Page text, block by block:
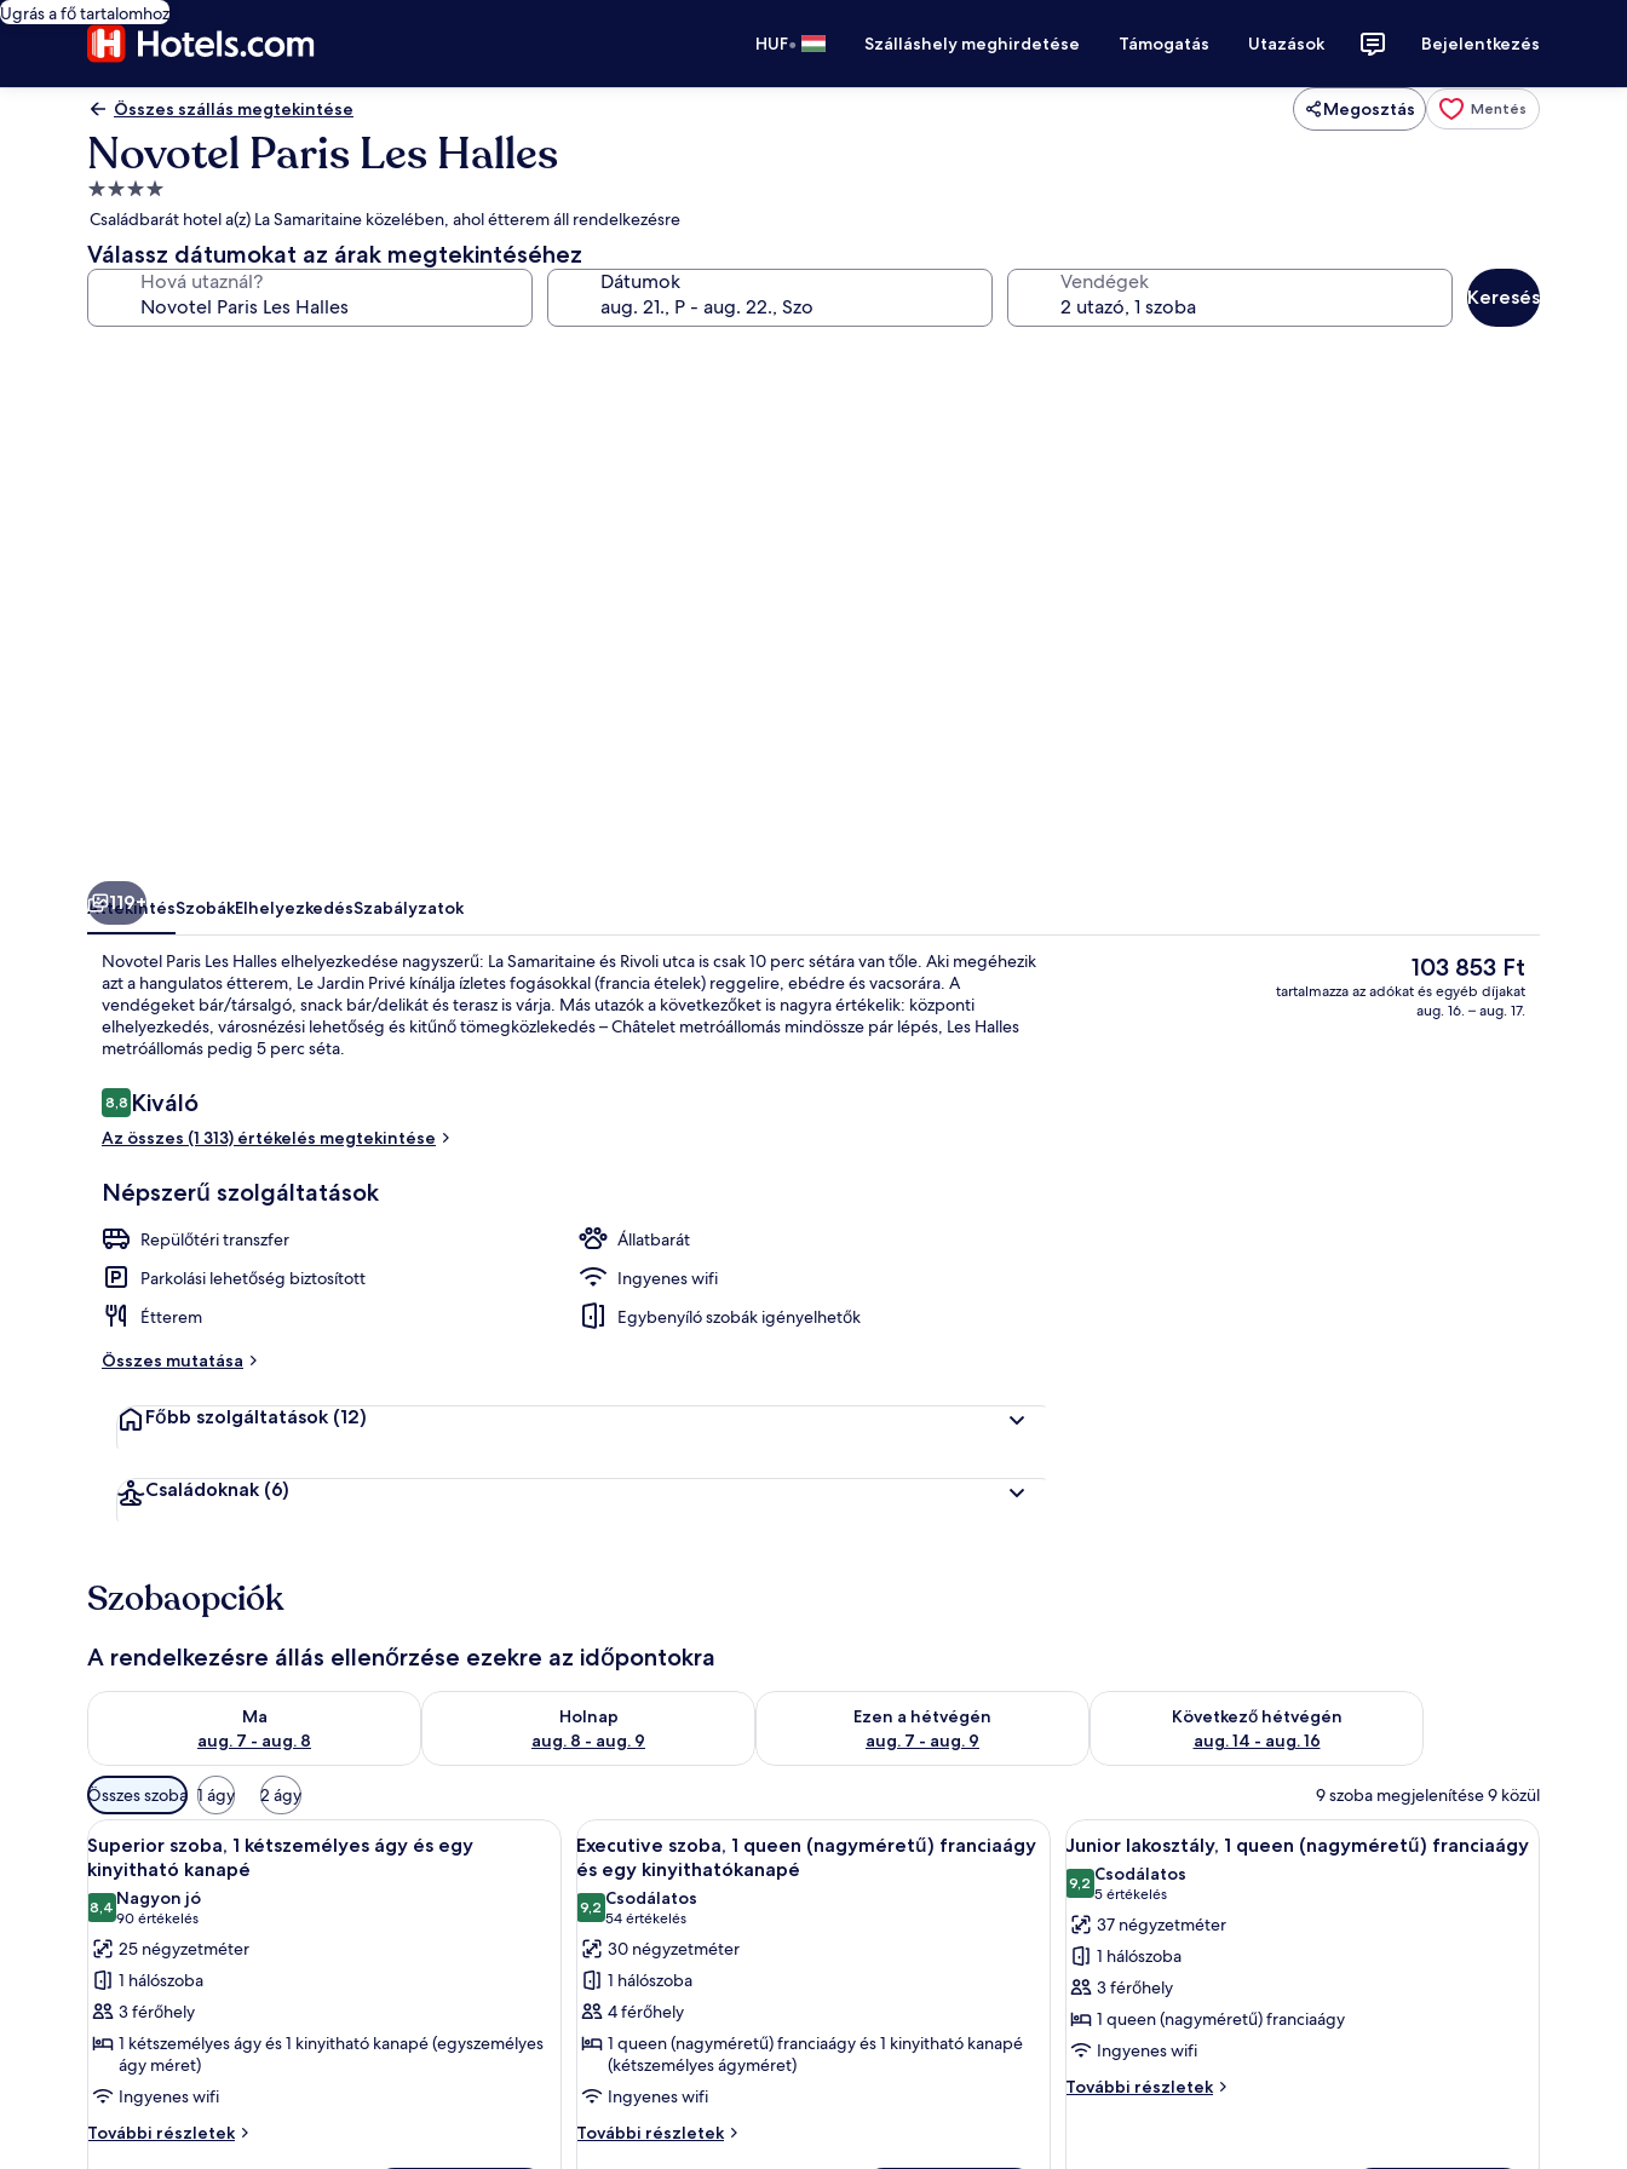
Ugrás a fő tartalomhoz
HUF• Szálláshely meghirdetése Támogatás Utazások Bejelentkezés
Összes szállás megtekintése Megosztás Mentés
Novotel Paris Les Halles
4.0
csillagos
szálláshely
Családbarát hotel a(z) La Samaritaine közelében, ahol étterem áll rendelkezésre
Válassz dátumokat az árak megtekintéséhez
Hová utaznál? Dátumok Vendégek
Keresés
Tárgyalóterem Étkezés a szobában
119+
ÁttekintésSzobákElhelyezkedésSzabályzatok
Novotel Paris Les Halles elhelyezkedése nagyszerű: La Samaritaine és Rivoli utca is csak 10 perc sétára van tőle. Aki megéhezik
azt a hangulatos étterem, Le Jardin Privé kínálja ízletes fogásokkal (francia ételek) reggelire, ebédre és vacsorára. A
vendégeket bár/társalgó, snack bár/delikát és terasz is várja. Más utazók a következőket is nagyra értékelik: központi
elhelyezkedés, városnézési lehetőség és kitűnő tömegközlekedés – Châtelet metróállomás mindössze pár lépés, Les Halles
metróállomás pedig 5 perc séta.
Értékelések
8,88,8 ennyiből: 10
Kiváló
Az összes (1 313) értékelés megtekintése
Népszerű szolgáltatások
Repülőtéri transzfer
Állatbarát
Parkolási lehetőség biztosított
Ingyenes wifi
Étterem
Egybenyíló szobák igényelhetők
Összes mutatása
Főbb szolgáltatások (12)
Családoknak (6)
A
jelenlegi
ár
103 853 Ft
tartalmazza az adókat és egyéb díjakat
aug. 16. – aug. 17.
Szobaopciók
A rendelkezésre állás ellenőrzése ezekre az időpontokra
Ma
aug. 7 - aug. 8
A ma esti rendelkezésre állás ellenőrzése: aug. 7 - aug. 8
Holnap
aug. 8 - aug. 9
A holnapi rendelkezésre állás ellenőrzése: aug. 8 - aug. 9
Ezen a hétvégén
aug. 7 - aug. 9
A mostani hétvégi rendelkezésre állás ellenőrzése: aug. 7 - aug. 9
Következő hétvégén
aug. 14 - aug. 16
A következő hétvégi rendelkezésre állás ellenőrzése: aug. 14 -
Szobákhoz
rendelkezésre
álló
szűrők
Összes szoba 1 ágy 2 ágy 9 szoba megjelenítése 9 közül
A
következő
szoba
összes
képének
megtekintése:
Superior
szoba,
1
kétszemélyes
ágy
és
Egy szállodai szoba, amelyben található egy ágy, egy íróasztal, egy szék, egy televízió, és az ablakon keresztül kilátás nyílik a városra.
7
Superior szoba, 1 kétszemélyes ágy és egy
kinyitható kanapé
8,410-ből 8,4
Nagyon jó
90 értékelés
(90
értékelés)
25 négyzetméter
1 hálószoba
3 férőhely
1 kétszemélyes ágy és 1 kinyitható kanapé (egyszemélyes
ágy méret)
Ingyenes wifi
További részletek
Superior
A
következő
szoba
összes
képének
megtekintése:
Executive
szoba,
1
queen
(nagyméretű)
franciaágy
Egy szállodai szoba, amelyben található egy ágy, egy kanapé, egy íróasztal és egy televízió.
6
Executive szoba, 1 queen (nagyméretű) franciaágy
és egy kinyithatókanapé
9,210-ből 9,2
Csodálatos
54 értékelés
(54
értékelés)
30 négyzetméter
1 hálószoba
4 férőhely
1 queen (nagyméretű) franciaágy és 1 kinyitható kanapé
(kétszemélyes ágyméret)
Ingyenes wifi
További részletek
Executive
A
következő
szoba
összes
képének
megtekintése:
Junior
lakosztály,
1
queen
Egy modern szállodai szoba, amelyben egy
7
Junior lakosztály, 1 queen (nagyméretű) franciaágy
9,210-ből 9,2
Csodálatos
5 értékelés
(5
értékelés)
37 négyzetméter
1 hálószoba
3 férőhely
1 queen (nagyméretű) franciaágy
Ingyenes wifi
További részletek
Junior